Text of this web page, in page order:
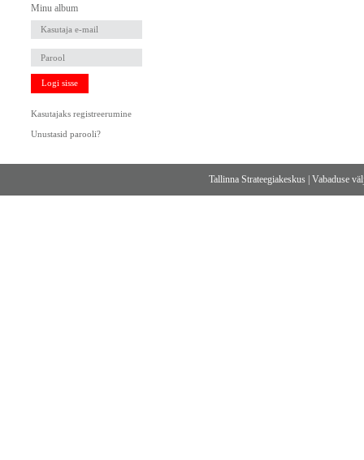
Minu album
Logi sisse
Kasutajaks registreerumine
Unustasid parooli?
Tallinna Strateegiakeskus |Vabaduse